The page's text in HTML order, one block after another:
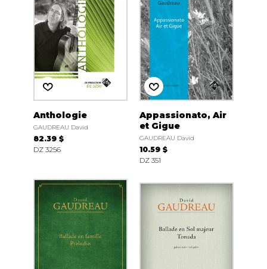
Anthologie
GAUDREAU David
82.39 $
DZ 3256
Appassionato, Air
et Gigue
GAUDREAU David
10.59 $
DZ 351